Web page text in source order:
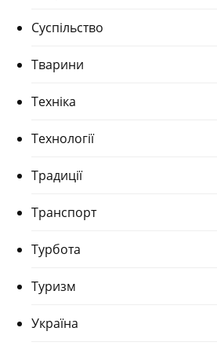
Суспільство
Тварини
Техніка
Технології
Традиції
Транспорт
Турбота
Туризм
Україна